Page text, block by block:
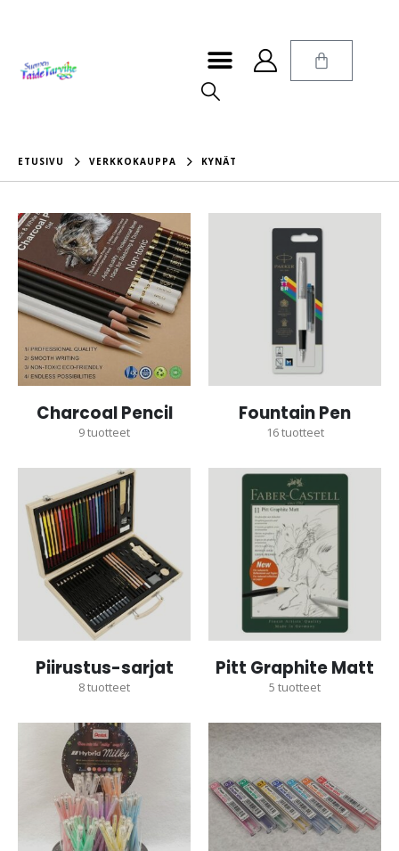
ETUSIVU VERKKOKAUPPA KYNÄT
Charcoal Pencil
9tuotteet
Fountain Pen
16tuotteet
Piirustus-sarjat
8tuotteet
Pitt Graphite Matt
5 tuotteet